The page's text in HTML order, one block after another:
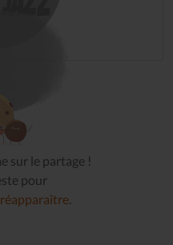
sur le partage !
pour
.